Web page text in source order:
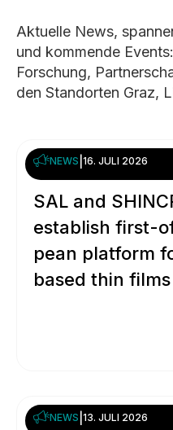
Aktuelle News,
und kommende
Forschung,
den Standorten Graz,
NEWS 16. JULI 2026
SAL and
esta­blish first-
pean plat­form
based thin films
NEWS 13. JULI 2026